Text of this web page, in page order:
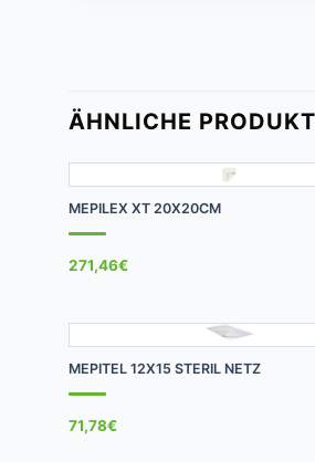
ÄHNLICHE
MEPILEX XT 20X20CM
271,46€
MEPITEL 12X15 STERIL NETZ
71,78€